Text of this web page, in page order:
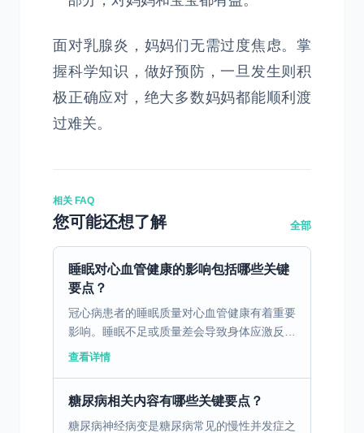
面对乳腺炎，妈妈们无需过度焦虑。掌
握科学知识，做好预防，一旦发生则积
极正确应对，绝大多数妈妈都能顺利渡
过难关。
相关 FAQ
您可能还想了解 全部
睡眠对心血管健康的影响包括哪些关键
要点？
冠心病患者的睡眠质量对心血管健康有着重要
影响。睡眠不足或质量差会导致身体应激反
应，进而促使血压升高和心率加快，对心血管
查看详情
糖尿病相关内容有哪些关键要点？
糖尿病神经病变是糖尿病常见的慢性并发症之